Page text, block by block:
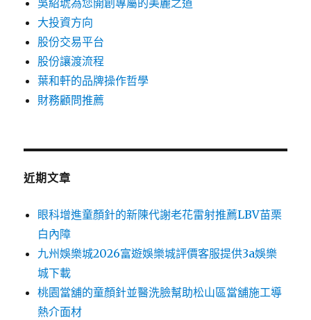
吳紹琥為您開創專屬的美麗之道
大投資方向
股份交易平台
股份讓渡流程
葉和軒的品牌操作哲學
財務顧問推薦
近期文章
眼科增進童顏針的新陳代謝老花雷射推薦LBV苗栗
白內障
九州娛樂城2026富遊娛樂城評價客服提供3a娛樂
城下載
桃園當舖的童顏針並醫洗臉幫助松山區當舖施工導
熱介面材